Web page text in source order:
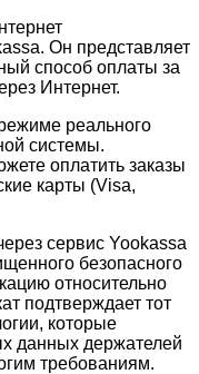
Он представляет
способ оплаты за
Интернет.
реального
системы.
оплатить заказы
карты (Visa,
сервис Yookassa
безопасного
относительно
подтверждает тот
которые
данных держателей
требованиям.